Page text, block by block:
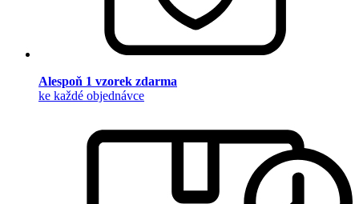
Alespoň 1 vzorek zdarma
ke každé objednávce